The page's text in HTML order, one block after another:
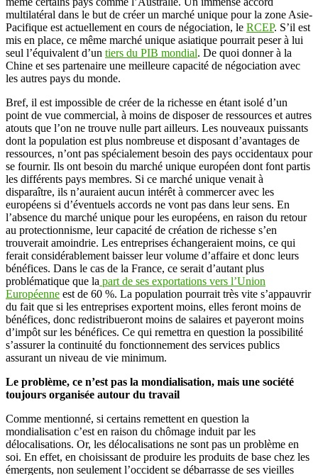
multilatéral dans le but de créer un marché unique pour la zone Asie-
Pacifique est actuellement en cours de négociation, le RCEP. S’il est
mis en place, ce même marché unique asiatique pourrait peser à lui
seul l’équivalent d’un tiers du PIB mondial. De quoi donner à la
Chine et ses partenaire une meilleure capacité de négociation avec
les autres pays du monde.
Bref, il est impossible de créer de la richesse en étant isolé d’un
point de vue commercial, à moins de disposer de ressources et autres
atouts que l’on ne trouve nulle part ailleurs. Les nouveaux puissants
dont la population est plus nombreuse et disposant d’avantages de
ressources, n’ont pas spécialement besoin des pays occidentaux pour
se fournir. Ils ont besoin du marché unique européen dont font partis
les différents pays membres. Si ce marché unique venait à
disparaître, ils n’auraient aucun intérêt à commercer avec les
européens si d’éventuels accords ne vont pas dans leur sens. En
l’absence du marché unique pour les européens, en raison du retour
au protectionnisme, leur capacité de création de richesse s’en
trouverait amoindrie. Les entreprises échangeraient moins, ce qui
ferait considérablement baisser leur volume d’affaire et donc leurs
bénéfices. Dans le cas de la France, ce serait d’autant plus
problématique que la part de ses exportations vers l’Union
Européenne est de 60 %. La population pourrait très vite s’appauvrir
du fait que si les entreprises exportent moins, elles feront moins de
bénéfices, donc redistribueront moins de salaires et payeront moins
d’impôt sur les bénéfices. Ce qui remettra en question la possibilité
s’assurer la continuité du fonctionnement des services publics
assurant un niveau de vie minimum.
Le problème, ce n’est pas la mondialisation, mais une société
toujours organisée autour du travail
Comme mentionné, si certains remettent en question la
mondialisation c’est en raison du chômage induit par les
délocalisations. Or, les délocalisations ne sont pas un problème en
soi. En effet, en choisissant de produire les produits de base chez les
émergents, non seulement l’occident se débarrasse de ses vieilles